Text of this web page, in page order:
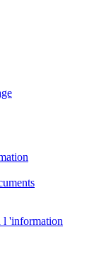
l 'information